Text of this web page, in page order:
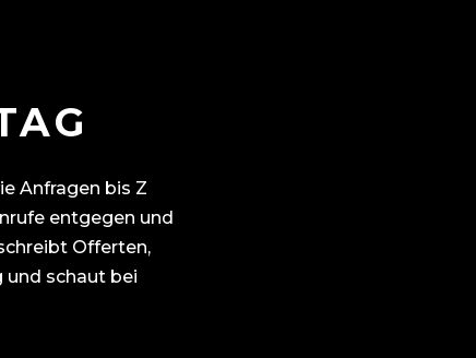
Anfragen bis Z
entgegen und
Offerten,
und schaut bei